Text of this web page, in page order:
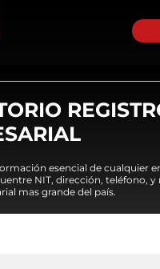
esencial de cualquier
NIT, dirección, teléfono, y
mas grande del país.